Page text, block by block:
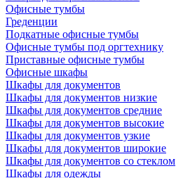
Офисные тумбы
Греденции
Подкатные офисные тумбы
Офисные тумбы под оргтехнику
Приставные офисные тумбы
Офисные шкафы
Шкафы для документов
Шкафы для документов низкие
Шкафы для документов средние
Шкафы для документов высокие
Шкафы для документов узкие
Шкафы для документов широкие
Шкафы для документов со стеклом
Шкафы для одежды